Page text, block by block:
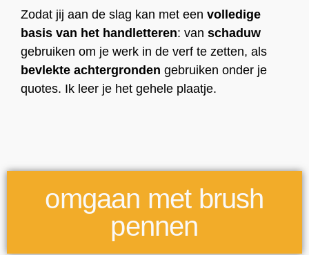
Zodat jij aan de slag kan met een volledige
basis van het handletteren: van schaduw
gebruiken om je werk in de verf te zetten, als
bevlekte achtergronden gebruiken onder je
quotes. Ik leer je het gehele plaatje.
omgaan met brush
pennen